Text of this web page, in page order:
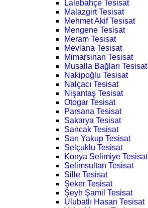
Lalebahçe Tesisat
Malazgirt Tesisat
Mehmet Akif Tesisat
Mengene Tesisat
Meram Tesisat
Mevlana Tesisat
Mimarsinan Tesisat
Musalla Bağları Tesisat
Nakipoğlu Tesisat
Nalçacı Tesisat
Nişantaş Tesisat
Otogar Tesisat
Parsana Tesisat
Sakarya Tesisat
Sancak Tesisat
Sarı Yakup Tesisat
Selçuklu Tesisat
Konya Selimiye Tesisat
Selimsultan Tesisat
Sille Tesisat
Şeker Tesisat
Şeyh Şamil Tesisat
Ulubatlı Hasan Tesisat